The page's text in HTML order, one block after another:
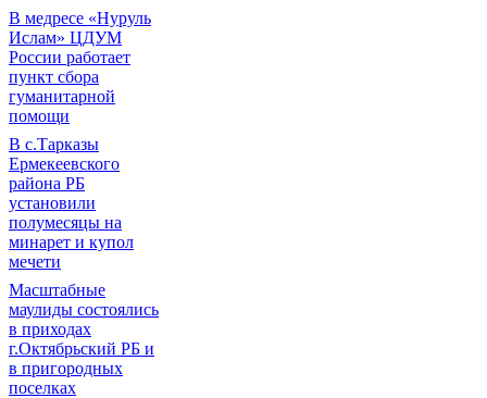
В медресе «Нуруль
Ислам» ЦДУМ
России работает
пункт сбора
гуманитарной
помощи
В с.Тарказы
Ермекеевского
района РБ
установили
полумесяцы на
минарет и купол
мечети
Масштабные
маулиды состоялись
в приходах
г.Октябрьский РБ и
в пригородных
поселках